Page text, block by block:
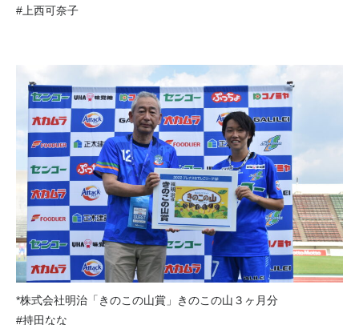
#上西可奈子
*株式会社明治「きのこの山賞」きのこの山３ヶ月分
#持田なな